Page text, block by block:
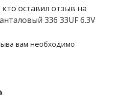
оставил отзыв на
336 33UF 6.3V
вам необходимо